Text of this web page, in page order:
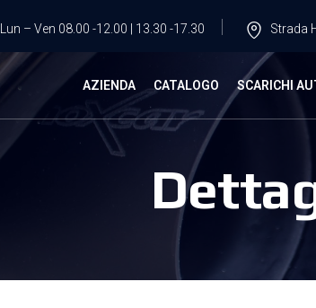
Lun – Ven 08.00 -12.00 | 13.30 -17.30 Strada
AZIENDA CATALOGO SCARICHI